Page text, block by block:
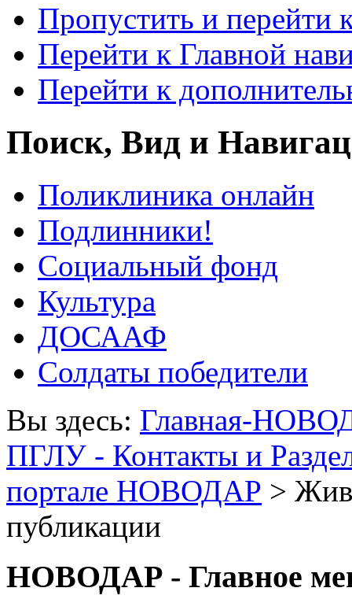
Пропустить и перейти
Перейти к Главной
Перейти к
Поиск, Вид и
Поликлиника онлайн
Подлинники!
Социальный фонд
Культура
ДОСААФ
Солдаты победители
Вы здесь: Главная-
ПГЛУ - Контакты и
портале НОВОДАР >
публикации
НОВОДАР - Главное